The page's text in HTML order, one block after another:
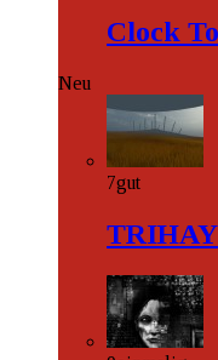
Clock
Neu
7gut